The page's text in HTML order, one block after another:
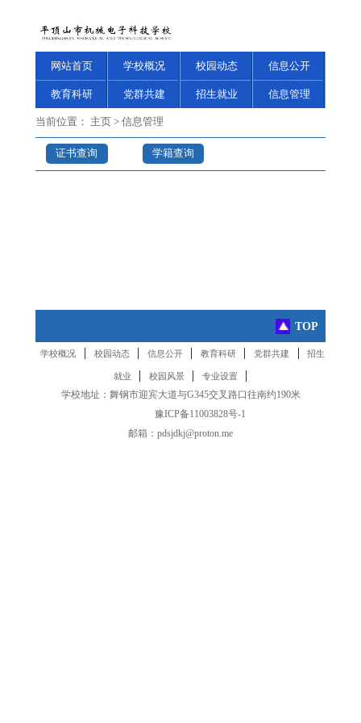
网站首页 学校概况 校园动态 信息公开
教育科研 党群共建 招生就业 信息管理
当前位置： 主页 > 信息管理
证书查询 学籍查询
TOP
学校概况 | 校园动态 | 信息公开 | 教育科研 | 党群共建 | 招生
就业 | 校园风景 | 专业设置 |
学校地址：舞钢市迎宾大道与G345交叉路口往南约190米
豫ICP备11003828号-1
邮箱：pdsjdkj@proton.me